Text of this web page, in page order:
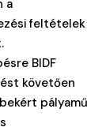
a
feltételek
BIDF
követően
pályamű